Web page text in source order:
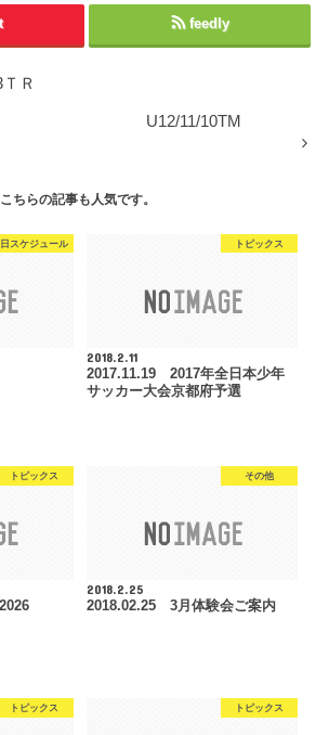
feedly
Ｒ
U12/11/10TM
こちらの記事も人気です。
スケジュール トピックス
2018.2.11
2017.11.19 2017年全日本少年
サッカー大会京都府予選
トピックス その他
2018.2.25
2018.02.25 3月体験会ご案内
トピックス トピックス